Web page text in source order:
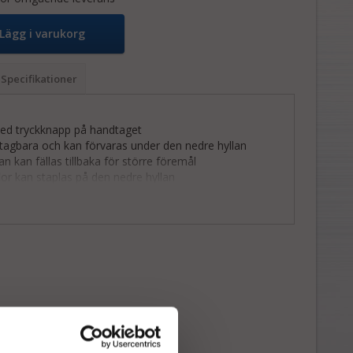
Lägg i varukorg
Specifikationer
tryckknapp på handtaget
och kan förvaras under den nedre hyllan
kan fällas tillbaka för större föremål
kan staplas på den nedre hyllan